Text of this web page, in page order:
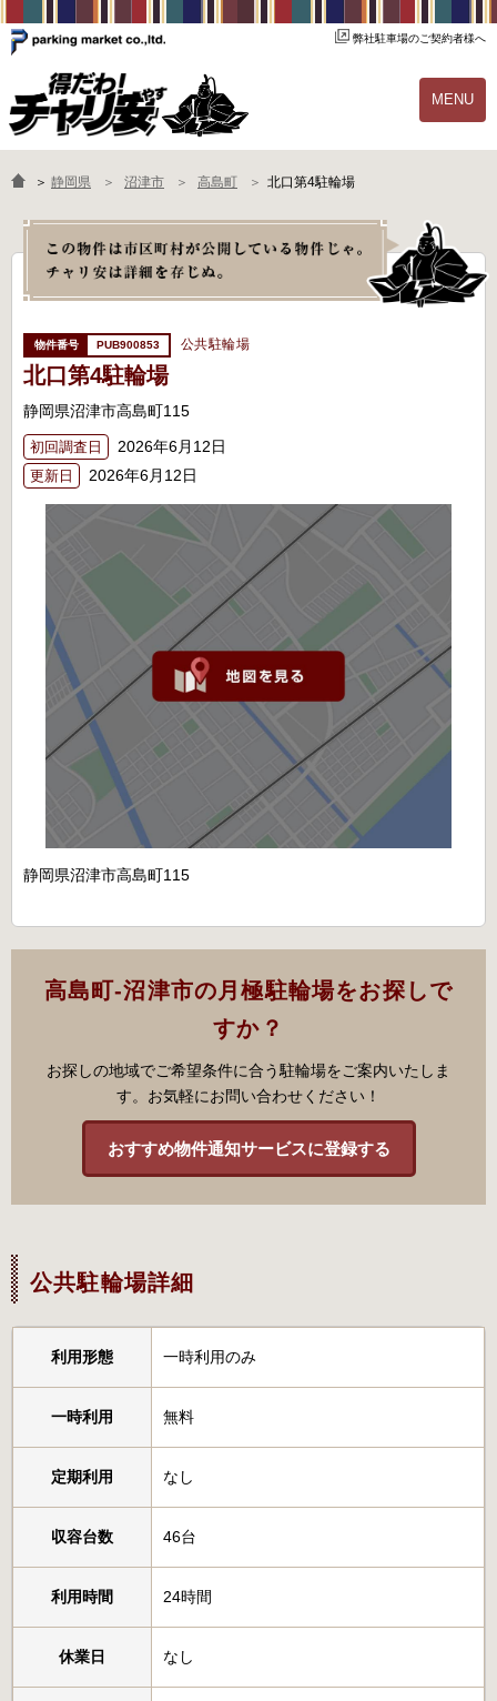
弊社駐車場のご契約者様へ
MENU
物件一覧 ご契約の流れ
よくあるご質問 駐輪場オーナー様へ
＞ 静岡県 沼津市 高島町 北口第4駐輪場
PUB900853 公共駐輪場
北口第4駐輪場
静岡県沼津市高島町115
初回調査日 2026年6月12日
更新日 2026年6月12日
静岡県沼津市高島町115
高島町-沼津市の月極駐輪場をお探しで
すか？
お探しの地域でご希望条件に合う駐輪場をご案内いたしま
す。お気軽にお問い合わせください！
おすすめ物件通知サービスに登録する
公共駐輪場詳細
利用形態 一時利用のみ
一時利用 無料
定期利用 なし
収容台数 46台
利用時間 24時間
休業日 なし